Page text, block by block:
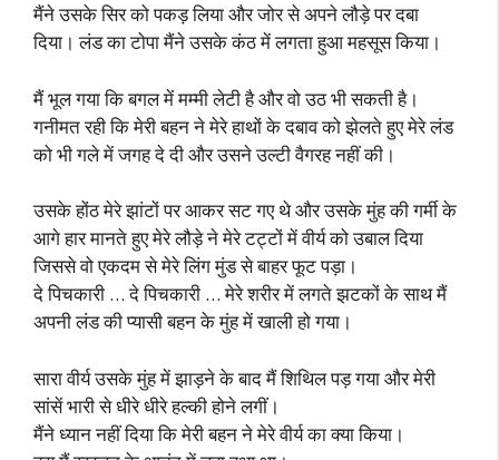
मैंने उसके सिर को पकड़ लिया और जोर से अपने लौड़े पर दबा
दिया। लंड का टोपा मैंने उसके कंठ में लगता हुआ महसूस किया।
मैं भूल गया कि बगल में मम्मी लेटी है और वो उठ भी सकती है।
गनीमत रही कि मेरी बहन ने मेरे हाथों के दबाव को झेलते हुए मेरे लंड
को भी गले में जगह दे दी और उसने उल्टी वैगरह नहीं की।
उसके होंठ मेरे झांटों पर आकर सट गए थे और उसके मुंह की गर्मी के
आगे हार मानते हुए मेरे लौड़े ने मेरे टट्टों में वीर्य को उबाल दिया
जिससे वो एकदम से मेरे लिंग मुंड से बाहर फूट पड़ा।
दे पिचकारी … दे पिचकारी … मेरे शरीर में लगते झटकों के साथ मैं
अपनी लंड की प्यासी बहन के मुंह में खाली हो गया।
सारा वीर्य उसके मुंह में झाड़ने के बाद मैं शिथिल पड़ गया और मेरी
सांसें भारी से धीरे धीरे हल्की होने लगीं।
मैंने ध्यान नहीं दिया कि मेरी बहन ने मेरे वीर्य का क्या किया।